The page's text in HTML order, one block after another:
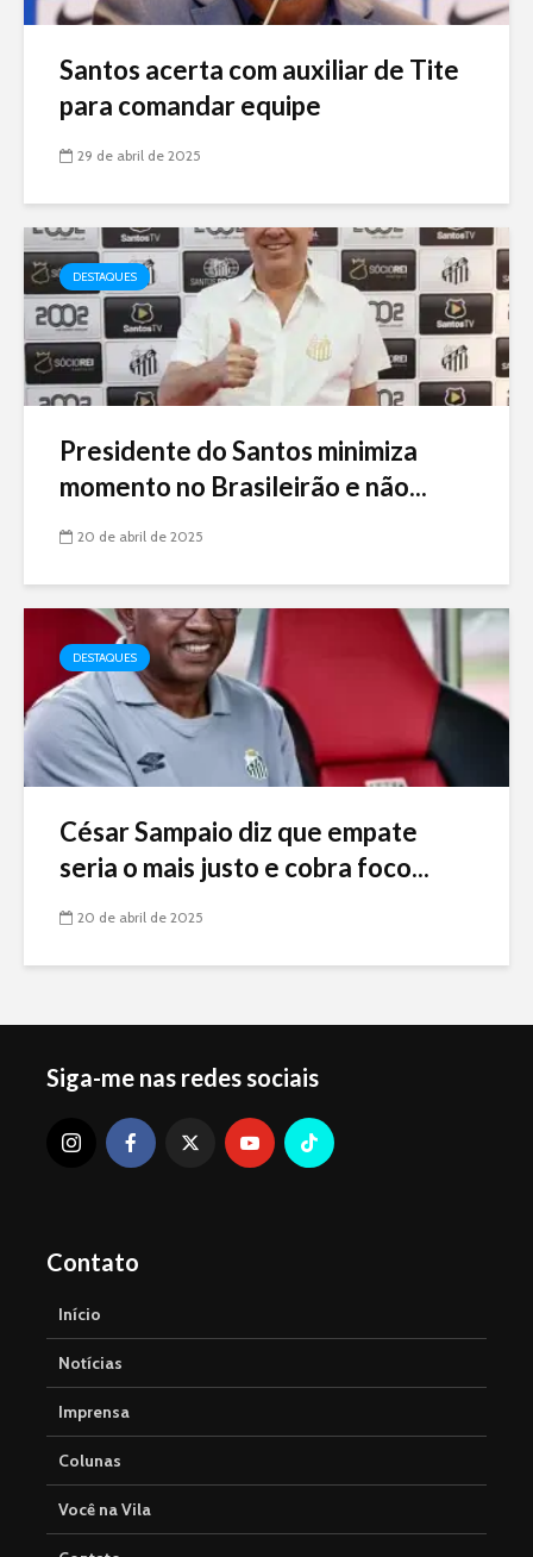
Santos acerta com auxiliar de Tite
para comandar equipe
29 de abril de 2025
DESTAQUES
Presidente do Santos minimiza
momento no Brasileirão e não...
20 de abril de 2025
DESTAQUES
César Sampaio diz que empate
seria o mais justo e cobra foco...
20 de abril de 2025
Siga-me nas redes sociais
Contato
Início
Notícias
Imprensa
Colunas
Você na Vila